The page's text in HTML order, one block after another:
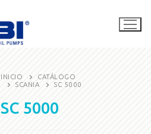
INICIO
CATÁLOGO
SCANIA
SC 5000
SC 5000